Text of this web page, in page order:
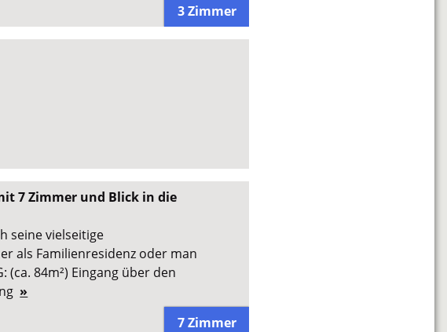
3 Zimmer
7 Zimmer und Blick in die
seine vielseitige
als Familienresidenz oder man
(ca. 84m²) Eingang über den
»
7 Zimmer